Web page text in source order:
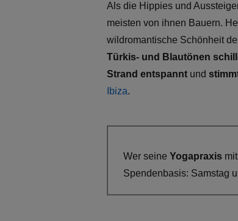
Als die Hippies und
meisten von ihnen Bauern.
wildromantische Schönheit
Türkis- und Blautönen
Strand entspannt und
Ibiza.
Wer seine Yogapraxis
Spendenbasis: Samstag